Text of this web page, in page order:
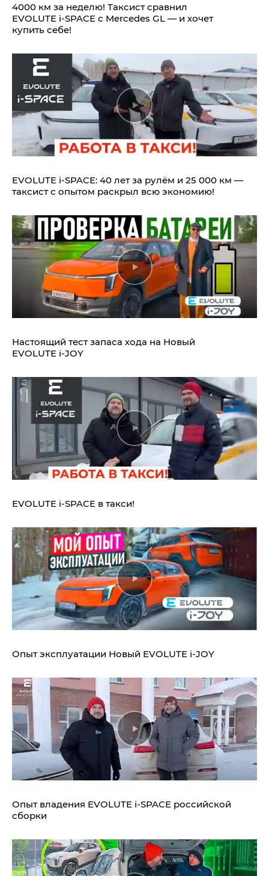
4000 км за неделю! Таксист сравнил
EVOLUTE i‑SPACE с Mercedes GL — и хочет
купить себе!
EVOLUTE i‑SPACE: 40 лет за рулём и 25 000 км —
таксист с опытом раскрыл всю экономию!
Настоящий тест запаса хода на Новый
EVOLUTE i‑JOY
EVOLUTE i‑SPACE в такси!
Опыт эксплуатации Новый EVOLUTE i‑JOY
Опыт владения EVOLUTE i‑SPACE российской
сборки